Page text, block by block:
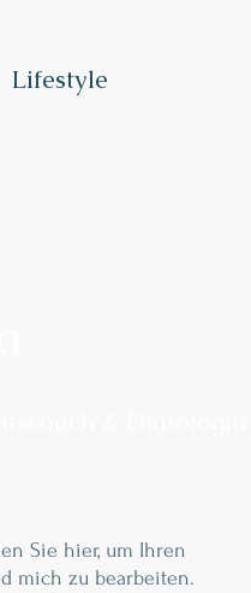
Lifestyle
Sie hier, um Ihren
mich zu bearbeiten.